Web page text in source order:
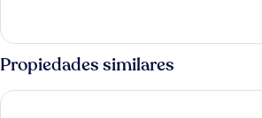
Confort,
balcón
Propiedades similares
Post Seefeld - Wellnesshotel Tirol